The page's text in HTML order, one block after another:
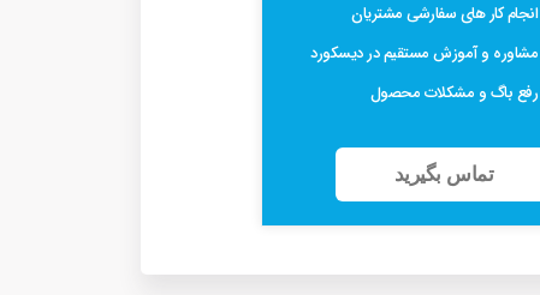
انجام کار های سفارشی مشتریان
مشاوره و آموزش مستقیم در دیسکورد
رفع باگ و مشکلات محصول
تماس بگیرید